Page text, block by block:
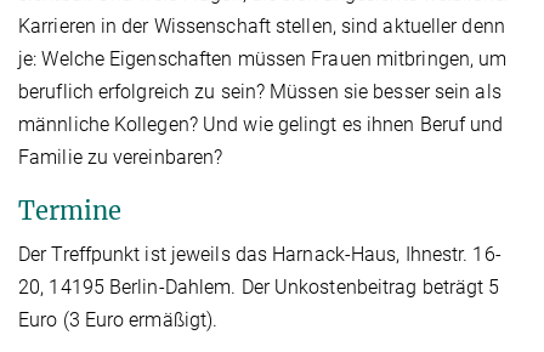
Karrieren in der Wissenschaft stellen, sind aktueller denn
je: Welche Eigenschaften müssen Frauen mitbringen, um
beruflich erfolgreich zu sein? Müssen sie besser sein als
männliche Kollegen? Und wie gelingt es ihnen Beruf und
Familie zu vereinbaren?
Termine
Der Treffpunkt ist jeweils das Harnack-Haus, Ihnestr. 16-
20, 14195 Berlin-Dahlem. Der Unkostenbeitrag beträgt 5
Euro (3 Euro ermäßigt).